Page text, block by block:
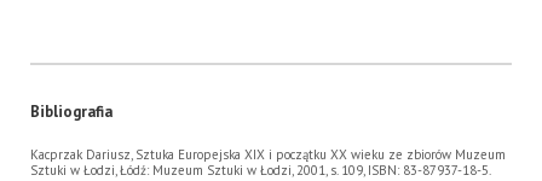
Bibliografia
Kacprzak Dariusz, Sztuka Europejska XIX i początku XX wieku ze zbiorów Muzeum
Sztuki w Łodzi, Łódź: Muzeum Sztuki w Łodzi, 2001, s. 109, ISBN: 83-87937-18-5.